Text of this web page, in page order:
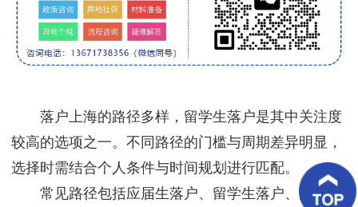
服
务
客
户
案
例
落户上海的路径多样，留学生落户是其中关注度
较高的选项之一。不同路径的门槛与周期差异明显，
选择时需结合个人条件与时间规划进行匹配。
常见路径包括应届生落户、留学生落户、居转